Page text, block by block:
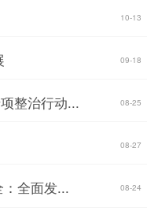
10-13
09-18
整治行动... 08-25
08-27
全面发... 08-24